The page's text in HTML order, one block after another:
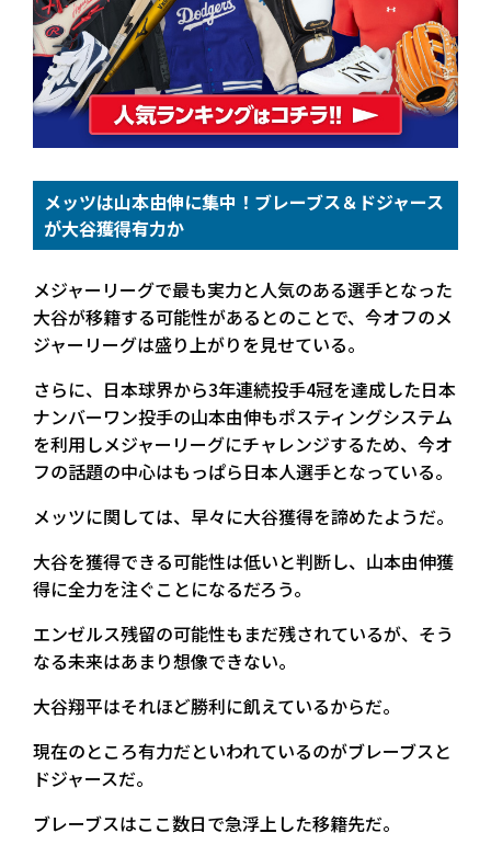
メッツは山本由伸に集中！ブレーブス＆ドジャース
が大谷獲得有力か
メジャーリーグで最も実力と人気のある選手となった
大谷が移籍する可能性があるとのことで、今オフのメ
ジャーリーグは盛り上がりを見せている。
さらに、日本球界から3年連続投手4冠を達成した日本
ナンバーワン投手の山本由伸もポスティングシステム
を利用しメジャーリーグにチャレンジするため、今オ
フの話題の中心はもっぱら日本人選手となっている。
メッツに関しては、早々に大谷獲得を諦めたようだ。
大谷を獲得できる可能性は低いと判断し、山本由伸獲
得に全力を注ぐことになるだろう。
エンゼルス残留の可能性もまだ残されているが、そう
なる未来はあまり想像できない。
大谷翔平はそれほど勝利に飢えているからだ。
現在のところ有力だといわれているのがブレーブスと
ドジャースだ。
ブレーブスはここ数日で急浮上した移籍先だ。